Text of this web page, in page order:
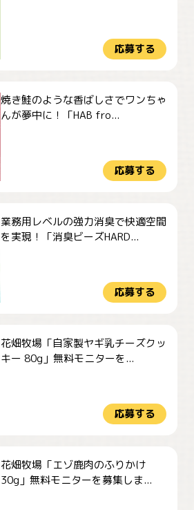
応募する
焼き鮭のような香ばしさでワンちゃ
んが夢中に！「HAB fro...
応募する
業務用レベルの強力消臭で快適空間
を実現！「消臭ビーズHARD...
応募する
花畑牧場「自家製ヤギ乳チーズクッ
キー 80g」無料モニターを...
応募する
花畑牧場「エゾ鹿肉のふりかけ
30g」無料モニターを募集しま...